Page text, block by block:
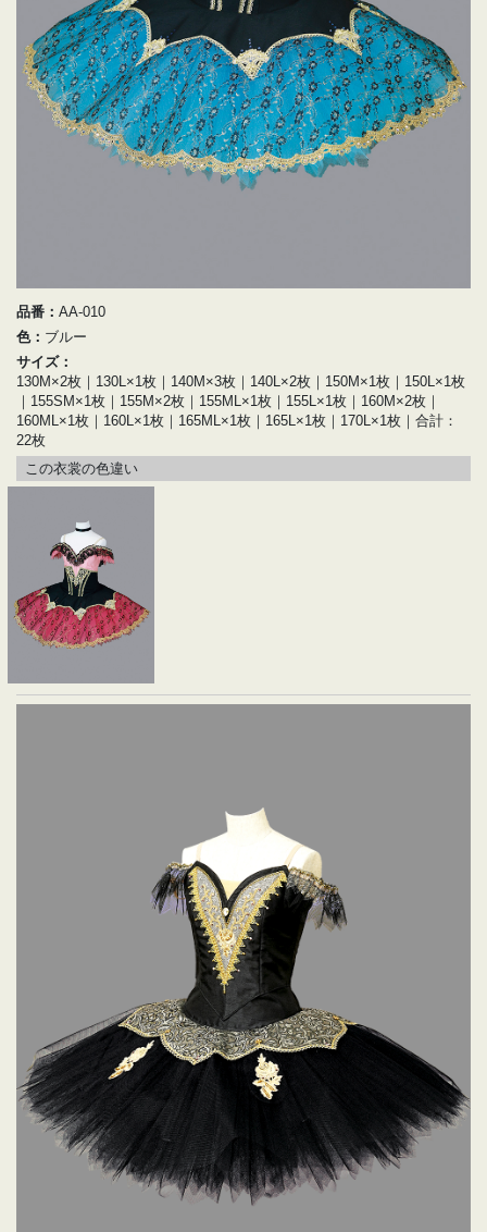
品番： AA-010
色： ブルー
サイズ：
130M×2枚｜130L×1枚｜140M×3枚｜140L×2枚｜150M×1枚｜150L×1枚
｜155SM×1枚｜155M×2枚｜155ML×1枚｜155L×1枚｜160M×2枚｜
160ML×1枚｜160L×1枚｜165ML×1枚｜165L×1枚｜170L×1枚｜合計：
22枚
この衣裳の色違い